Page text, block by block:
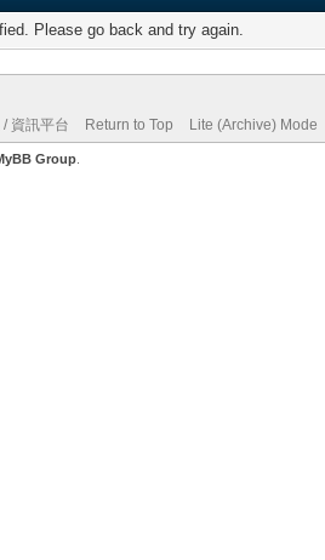
Please go back and try again.
資訊平台 Return to Top Lite (Archive) Mode
Group